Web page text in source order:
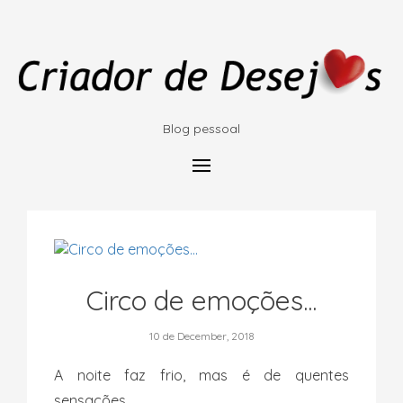
Blog pessoal
Circo de emoções...
10 de December, 2018
A noite faz frio, mas é de quentes